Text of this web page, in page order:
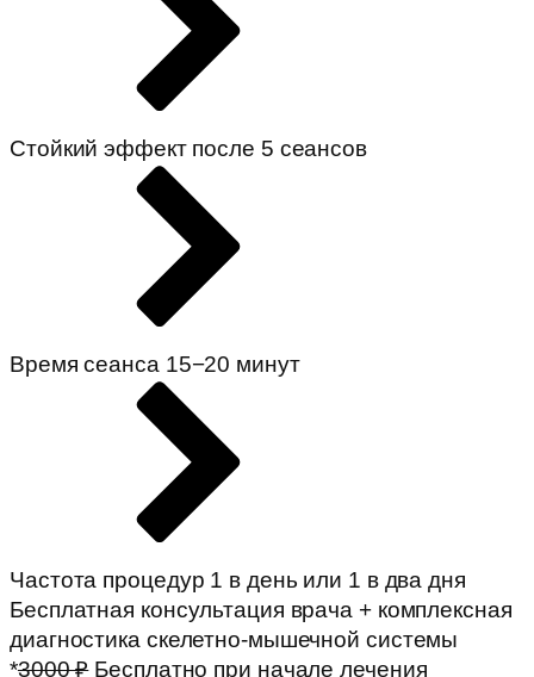
Стойкий эффект после 5 сеансов
Время сеанса 15−20 минут
Частота процедур 1 в день или 1 в два дня
Бесплатная консультация врача + комплексная
диагностика скелетно-мышечной системы
*3000 ₽Бесплатно при начале лечения